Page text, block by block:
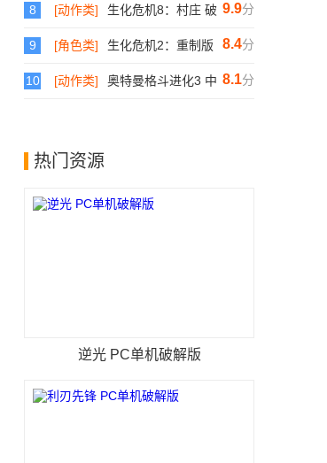
8
9.9分
[动作类]
生化危机8：村庄 破
9
8.4分
[角色类]
生化危机2：重制版
10
8.1分
[动作类]
奥特曼格斗进化3 中
热门资源
逆光 PC单机破解版